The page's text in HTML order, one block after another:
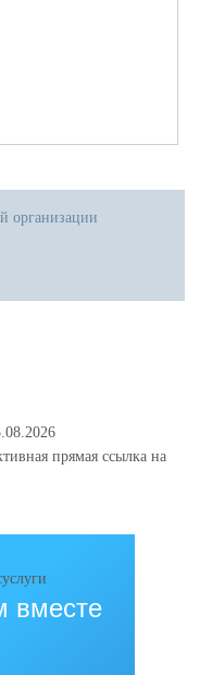
организации
прямая ссылка на
вместе